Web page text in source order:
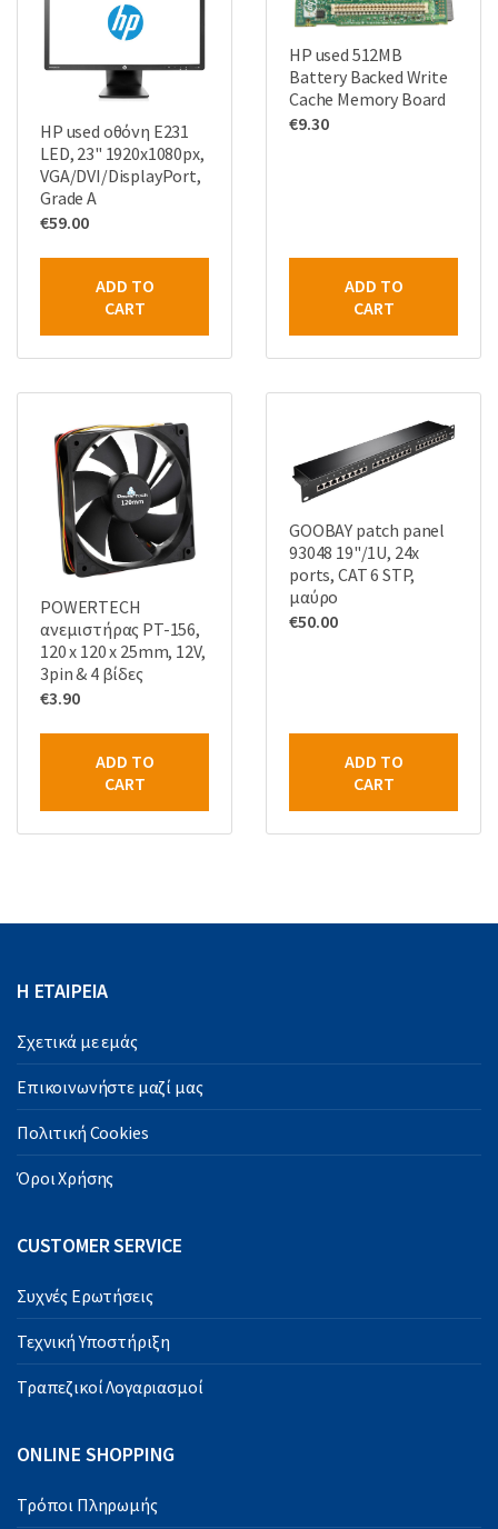
HP used οθόνη E231
LED, 23" 1920x1080px,
VGA/DVI/DisplayPort,
Grade A
€59.00
ADD TO
CART
HP used 512MB
Battery Backed Write
Cache Memory Board
€9.30
ADD TO
CART
POWERTECH
ανεμιστήρας PT-156,
120 x 120 x 25mm, 12V,
3pin & 4 βίδες
€3.90
ADD TO
CART
GOOBAY patch panel
93048 19"/1U, 24x
ports, CAT 6 STP,
μαύρo
€50.00
ADD TO
CART
Η ΕΤΑΙΡΕΙΑ
Σχετικά με εμάς
Επικοινωνήστε μαζί μας
Πολιτική Cookies
Όροι Χρήσης
CUSTOMER SERVICE
Συχνές Ερωτήσεις
Τεχνική Υποστήριξη
Τραπεζικοί Λογαριασμοί
ONLINE SHOPPING
Τρόποι Πληρωμής